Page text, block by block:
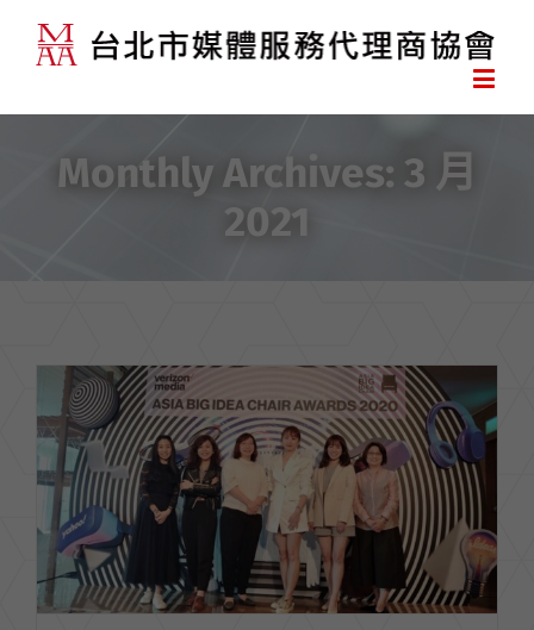
Monthly Archives: 3 月
2021